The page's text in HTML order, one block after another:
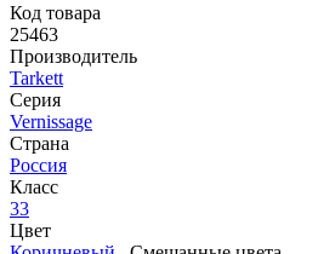
Код товара
25463
Производитель
Tarkett
Серия
Vernissage
Страна
Россия
Класс
33
Цвет